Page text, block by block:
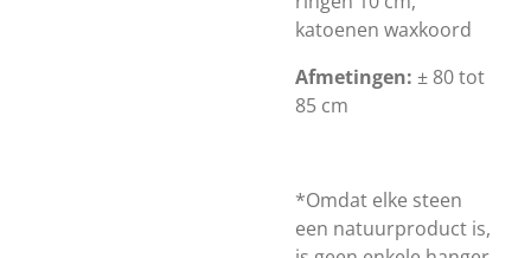
katoenen waxkoord
Afmetingen: ± 80 tot
85 cm
*Omdat elke steen
een natuurproduct is,